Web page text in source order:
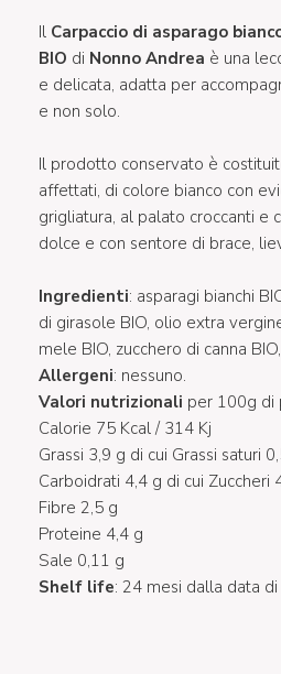
Il Carpaccio di asparago
BIO di Nonno Andrea è una
e delicata, adatta per
e non solo.
Il prodotto conservato è
affettati, di colore bianco con
grigliatura, al palato croccanti e
dolce e con sentore di brace,
Ingredienti: asparagi bianchi
di girasole BIO, olio extra
mele BIO, zucchero di canna
Allergeni: nessuno.
Valori nutrizionali per 100g di
Calorie 75 Kcal / 314 Kj
Grassi 3,9 g di cui Grassi saturi
Carboidrati 4,4 g di cui Zuccheri
Fibre 2,5 g
Proteine 4,4 g
Sale 0,11 g
Shelf life: 24 mesi dalla data